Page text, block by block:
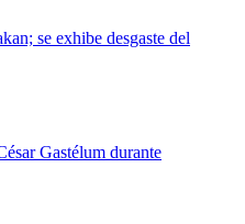
se exhibe desgaste del
Gastélum durante